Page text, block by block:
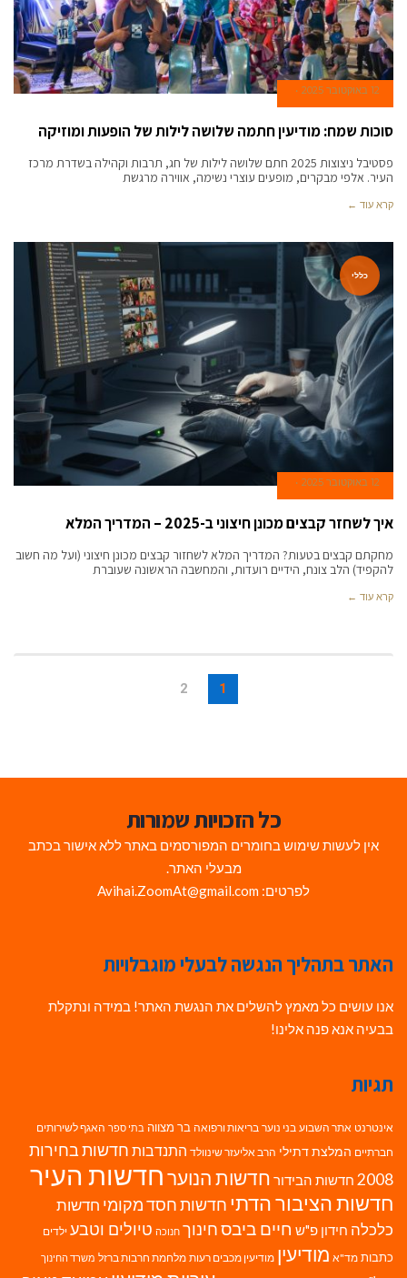
12 באוקטובר 2025
סוכות שמח: מודיעין חתמה שלושה לילות של הופעות ומוזיקה
פסטיבל ניצוצות 2025 חתם שלושה לילות של חג, תרבות וקהילה בשדרת מרכז
העיר. אלפי מבקרים, מופעים עוצרי נשימה, אווירה מרגשת
קרא עוד ←
כללי
12 באוקטובר 2025
איך לשחזר קבצים מכונן חיצוני ב-2025 – המדריך המלא
מחקתם קבצים בטעות? המדריך המלא לשחזור קבצים מכונן חיצוני (ועל מה חשוב
להקפיד) הלב צונח, הידיים רועדות, והמחשבה הראשונה שעוברת
קרא עוד ←
1
2
כל הזכויות שמורות
אין לעשות שימוש בחומרים המפורסמים באתר ללא אישור בכתב
מבעלי האתר.
לפרטים: Avihai.ZoomAt@gmail.com
האתר בתהליך הנגשה לבעלי מוגבלויות
אנו עושים כל מאמץ להשלים את הנגשת האתר! במידה ונתקלת
בבעיה אנא פנה אלינו!
תגיות
אינטרנט אתר השבוע בני נוער בריאות ורפואה בר מצווה בתי ספר האגף לשירותים
חברתיים המלצת דתילי הרב אליעזר שינוולד התנדבות חדשות בחירות
2008 חדשות הבידור חדשות הנוערחדשות העיר
חדשות הציבור הדתי חדשות חסד מקומי חדשות
כלכלה חידון פ"ש חיים ביבסחינוך חנוכה טיולים וטבע ילדים
כתבות מד"א מודיעין מודיעין מכבים רעות מלחמת חרבות ברזל משרד החינוך